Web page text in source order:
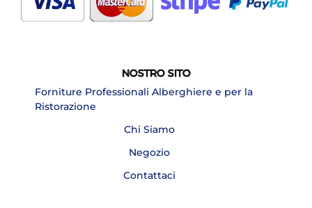
NOSTRO SITO
Forniture Professionali Alberghiere e per la
Ristorazione
Chi Siamo
Negozio
Contattaci